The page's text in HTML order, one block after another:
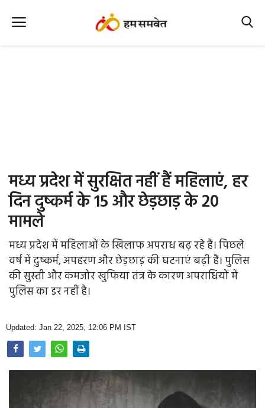
Office Office
Political Gossips
Farm & Food
Opinion
Photo Gallery
Home
मध्य प्रदेश में सुरक्षित नहीं हैं महिलाएं, हर
दिन दुष्कर्म के 15 और छेड़छाड़ के 20
मामले
मध्य प्रदेश में महिलाओं के खिलाफ अपराध बढ़ रहे हैं। पिछले
वर्ष में दुष्कर्म, अपहरण और छेड़छाड़ की घटनाएं बढ़ी हैं। पुलिस
की सुस्ती और कमजोर खुफिया तंत्र के कारण अपराधियों में
पुलिस का डर नहीं है।
Updated: Jan 22, 2025, 12:06 PM IST